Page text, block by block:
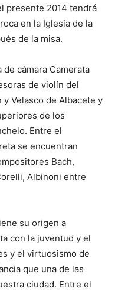
presente 2014 tendrá
en la Iglesia de la
de la misa.
cámara Camerata
de violín del
Velasco de Albacete y
de los
Entre el
se encuentran
Bach,
Albinoni entre
su origen a
con la juventud y el
y el virtuosismo de
que una de las
ciudad. Entre el